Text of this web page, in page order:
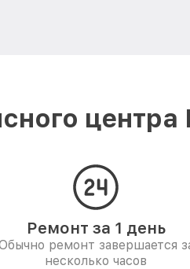
центра
Ремонт за 1 день
ремонт завершается
несколько часов